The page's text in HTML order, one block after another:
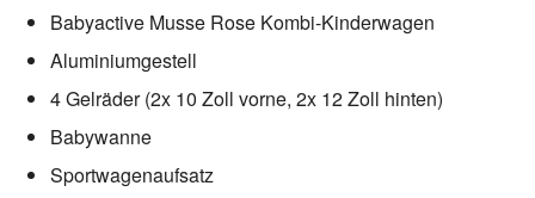
Babyactive Musse Rose Kombi-Kinderwagen
Aluminiumgestell
4 Gelräder (2x 10 Zoll vorne, 2x 12 Zoll hinten)
Babywanne
Sportwagenaufsatz